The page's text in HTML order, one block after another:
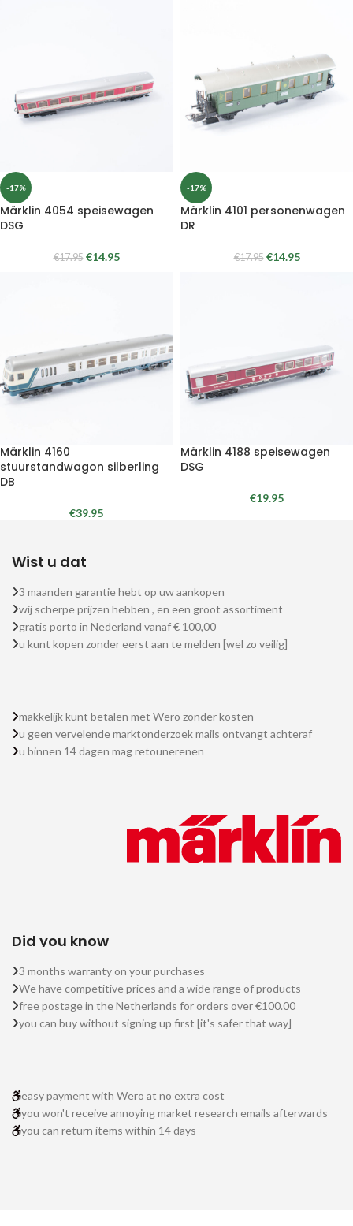
-17%
Märklin 4054 speisewagen
DSG
€17.95 €14.95
-17%
Märklin 4101 personenwagen
DR
€17.95 €14.95
Märklin 4160
stuurstandwagon silberling
DB
€39.95
Märklin 4188 speisewagen
DSG
€19.95
Wist u dat
3 maanden garantie hebt op uw aankopen
wij scherpe prijzen hebben , en een groot assortiment
gratis porto in Nederland vanaf € 100,00
u kunt kopen zonder eerst aan te melden [wel zo veilig]
makkelijk kunt betalen met Wero zonder kosten
u geen vervelende marktonderzoek mails ontvangt achteraf
u binnen 14 dagen mag retounerenen
Did you know
3 months warranty on your purchases
We have competitive prices and a wide range of products
free postage in the Netherlands for orders over €100.00
you can buy without signing up first [it's safer that way]
easy payment with Wero at no extra cost
you won't receive annoying market research emails afterwards
you can return items within 14 days